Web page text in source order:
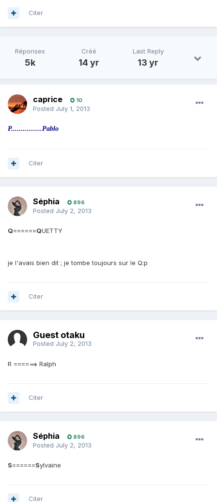
Citer
Réponses
5k
Créé
14 yr
Last Reply
13 yr
caprice 10
Posted July 1, 2013
P................Pablo
Citer
Séphia 896
Posted July 2, 2013
Q======QUETTY
je l'avais bien dit ; je tombe toujours sur le Q:p
Citer
Guest otaku
Posted July 2, 2013
R ======> Ralph
Citer
Séphia 896
Posted July 2, 2013
S======Sylvaine
Citer